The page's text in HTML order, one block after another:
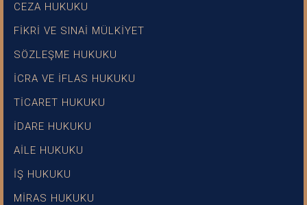
CEZA HUKUKU
FİKRİ VE SINAİ MÜLKİYET
SÖZLEŞME HUKUKU
İCRA VE İFLAS HUKUKU
TİCARET HUKUKU
İDARE HUKUKU
AİLE HUKUKU
İŞ HUKUKU
MİRAS HUKUKU